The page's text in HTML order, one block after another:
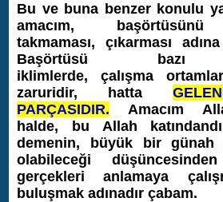
Bu ve buna benzer konulu
amacım, başörtüsünü
takmaması, çıkarması
Başörtüsü bazı
iklimlerde, çalışma
zaruridir, hatta
PARÇASIDIR. Amacım
halde, bu Allah
demenin, büyük bir
olabileceği
gerçekleri anlamaya
buluşmak adınadır çabam.